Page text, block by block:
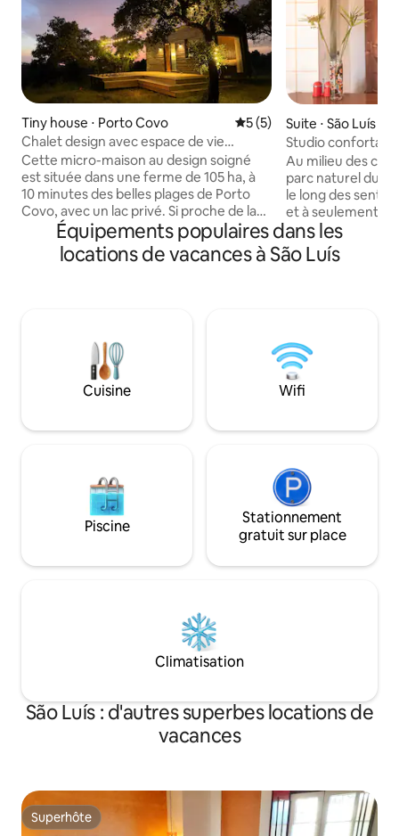
Tiny house ⋅ Porto Covo Évaluation moyenne sur
5 (5)
Chalet design avec espace de vie
extérieur privé
Cette micro-maison au design soigné
est située dans une ferme de 105 ha, à
10 minutes des belles plages de Porto
Covo, avec un lac privé. Si proche de la
plage, et avec tout le charme de la
campagne de l'Alentejo. Une grande
terrasse s'ouvre depuis la cuisine et le
entièrement équipée, une salle de bain,
un lit double et une mezzanine
accessible par une échelle avec un autre
lit double. Parfait pour un week-end en
Suite ⋅ São Luís
Studio
20 km de la côte
Au milieu des
parc naturel du
le long des
et à seulement
de l’Atlantique,
bénéficie de plus
d’ensoleillement
avec une
salon confortable
une cuisine
salle de bain et
Équipements populaires dans les
locations de vacances à São Luís
Cuisine Wifi
Piscine
Stationnement
gratuit sur place
Climatisation
São Luís : d'autres superbes locations de
vacances
Superhôte
Superhôte